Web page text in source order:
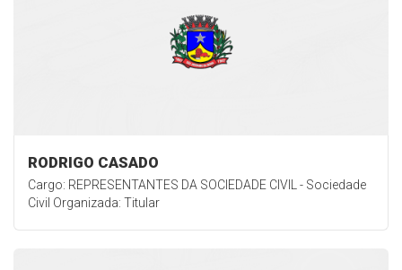
RODRIGO CASADO
Cargo: REPRESENTANTES DA SOCIEDADE CIVIL - Sociedade
Civil Organizada: Titular